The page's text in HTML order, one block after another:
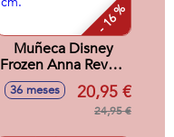
- 16 %
Muñeca Disney
Frozen Anna Reveal
Con Accesorio
Sorpresa 33x18x8
36 meses 20,95 €
24,95 €